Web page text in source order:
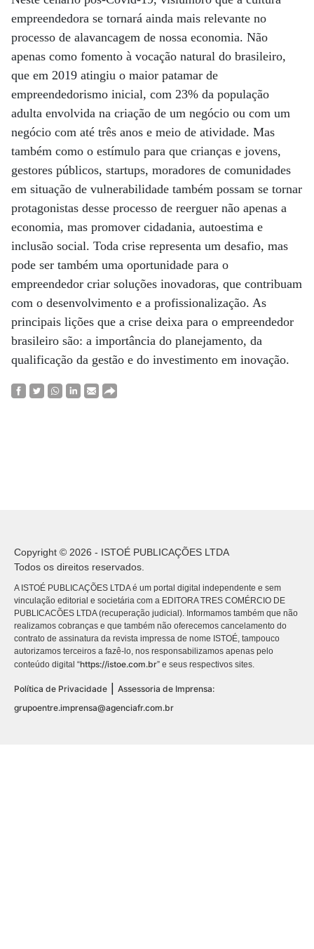
empreendedora se tornará ainda mais relevante no
processo de alavancagem de nossa economia. Não
apenas como fomento à vocação natural do brasileiro,
que em 2019 atingiu o maior patamar de
empreendedorismo inicial, com 23% da população
adulta envolvida na criação de um negócio ou com um
negócio com até três anos e meio de atividade. Mas
também como o estímulo para que crianças e jovens,
gestores públicos, startups, moradores de comunidades
em situação de vulnerabilidade também possam se tornar
protagonistas desse processo de reerguer não apenas a
economia, mas promover cidadania, autoestima e
inclusão social. Toda crise representa um desafio, mas
pode ser também uma oportunidade para o
empreendedor criar soluções inovadoras, que contribuam
com o desenvolvimento e a profissionalização. As
principais lições que a crise deixa para o empreendedor
brasileiro são: a importância do planejamento, da
qualificação da gestão e do investimento em inovação.
Copyright © 2026 - ISTOÉ PUBLICAÇÕES LTDA
Todos os direitos reservados.
A ISTOÉ PUBLICAÇÕES LTDA é um portal digital independente e sem
vinculação editorial e societária com a EDITORA TRES COMÉRCIO DE
PUBLICACÕES LTDA (recuperação judicial). Informamos também que não
realizamos cobranças e que também não oferecemos cancelamento do
contrato de assinatura da revista impressa de nome ISTOÉ, tampouco
autorizamos terceiros a fazê-lo, nos responsabilizamos apenas pelo
conteúdo digital “https://istoe.com.br” e seus respectivos sites.
Política de Privacidade
Assessoria de Imprensa:
grupoentre.imprensa@agenciafr.com.br